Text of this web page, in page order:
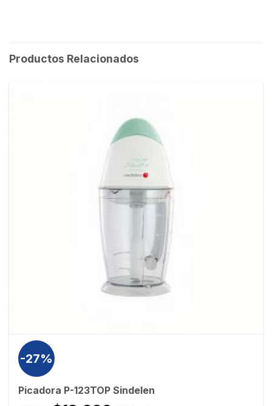
Productos Relacionados
-27%
Picadora P-123TOP Sindelen